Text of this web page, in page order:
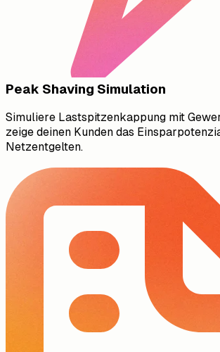
Peak Shaving Simulation
Simuliere Lastspitzenkappung mit
zeige deinen Kunden das
Netzentgelten.